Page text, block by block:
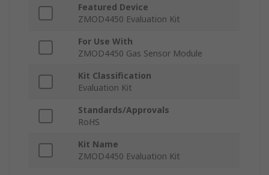
Featured Device
ZMOD4450 Evaluation Kit
For Use With
ZMOD4450 Gas Sensor Module
Kit Classification
Evaluation Kit
Standards/Approvals
RoHS
Kit Name
ZMOD4450 Evaluation Kit